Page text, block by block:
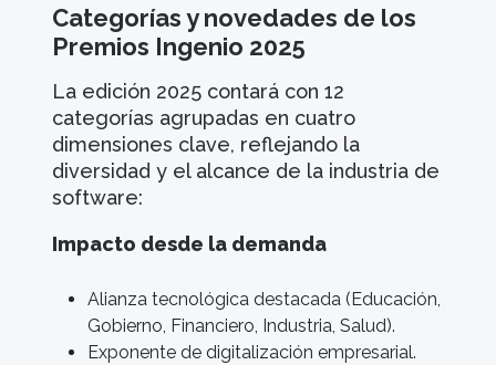
Categorías y novedades de los
Premios Ingenio 2025
La edición 2025 contará con 12
categorías agrupadas en cuatro
dimensiones clave, reflejando la
diversidad y el alcance de la industria de
software:
Impacto desde la demanda
Alianza tecnológica destacada (Educación,
Gobierno, Financiero, Industria, Salud).
Exponente de digitalización empresarial.